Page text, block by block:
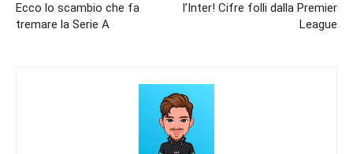
Ecco lo scambio che fa
tremare la Serie A
l’Inter! Cifre folli dalla Premier
League